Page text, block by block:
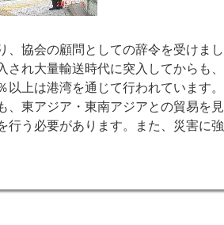
、協会の顧問としての辞令を受けまし
れ大量輸送時代に突入してからも、
上は港湾を通じて行われています。
、東アジア・東南アジアとの貿易を見
行う必要があります。また、災害に強